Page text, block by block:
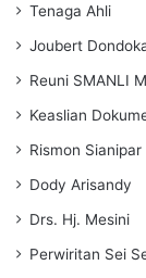
Tenaga Ahli
Joubert
Reuni SMANLI
Keaslian
Rismon Sianipar
Dody Arisandy
Drs. Hj. Mesini
Perwiritan Sei